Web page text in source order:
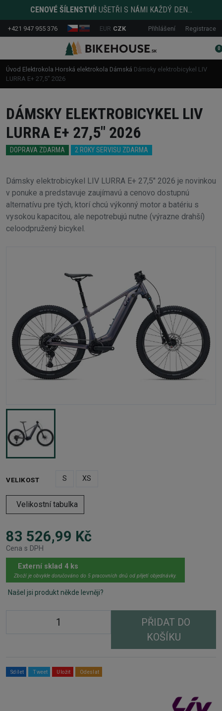
CENOVÉ ŠÍLENSTVÍ! UŠETŘI S NÁMI KAŽDÝ DEN...
+421 947 955 376 EUR CZK Přihlášení Registrace
0
Úvod Elektrokola Horská elektrokola Dámská Dámsky elektrobicykel LIV
LURRA E+ 27,5" 2026
DÁMSKY ELEKTROBICYKEL LIV
LURRA E+ 27,5" 2026
DOPRAVA ZDARMA 2 ROKY SERVISU ZDARMA
Dámsky elektrobicykel LIV LURRA E+ 27,5" 2026 je novinkou
v ponuke a predstavuje zaujímavú a cenovo dostupnú
alternatívu pre tých, ktorí chcú výkonný motor a batériu s
vysokou kapacitou, ale nepotrebujú nutne (výrazne drahší)
celoodpružený bicykel.
VELIKOST S XS
Velikostní tabulka
83 526,99 Kč
Cena s DPH
Externí sklad 4 ks
Zboží je obvykle doručováno do 5 pracovních dnů od přijetí objednávky.
Našel jsi produkt někde levněji?
PŘIDAT DO
KOŠÍKU
Sdílet Tweet Uložit Odeslat